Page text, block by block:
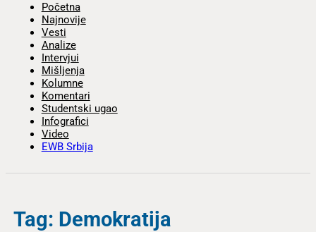
Početna
Najnovije
Vesti
Analize
Intervjui
Mišljenja
Kolumne
Komentari
Studentski ugao
Infografici
Video
EWB Srbija
Tag: Demokratija